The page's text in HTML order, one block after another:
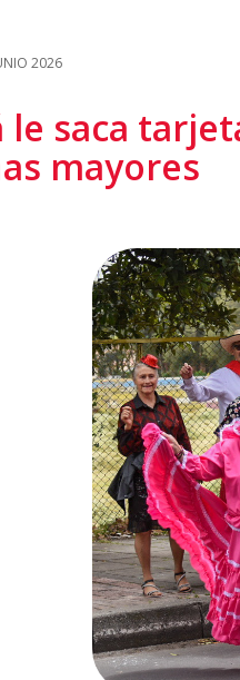
2026
le saca
mayores